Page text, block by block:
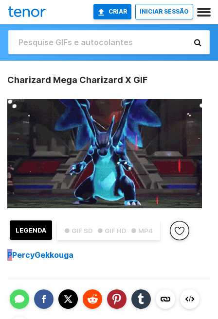
CRIAR INICIAR SESSÃO
Charizard Mega Charizard X GIF
● GIF SD ● GIF HD ● MP4
LEGENDA
PPercyGekkouga